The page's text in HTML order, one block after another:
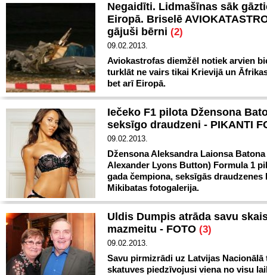
Negaidīti. Lidmašīnas sāk
Eiropā. Briselē
gājuši bērni (2)
09.02.2013.
Aviokastrofas diemžēl notiek arvien
turklāt ne vairs tikai Krievijā un
bet arī Eiropā.
Iečeko F1 pilota Džensona
seksīgo draudzeni - PIKANTI
09.02.2013.
Džensona Aleksandra Laionsa
Alexander Lyons Button) Formula 1
gada čempiona, seksīgās draudzenes
Mikibatas fotogalerija.
Uldis Dumpis atrāda savu
mazmeitu - FOTO (3)
09.02.2013.
Savu pirmizrādi uz Latvijas Nacionālā
skatuves piedzīvojusi viena no visu